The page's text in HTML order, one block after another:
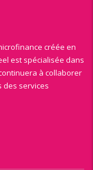
créée en
est spécialisée dans
à collaborer
des services